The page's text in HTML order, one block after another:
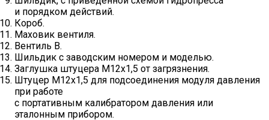
и порядком действий.
Короб.
Маховик вентиля.
Вентиль В.
Шильдик с заводским номером и моделью.
Заглушка штуцера М12х1,5 от загрязнения.
Штуцер М12х1,5 для подсоединения модуля давления
при работе
с портативным калибратором давления или
эталонным прибором.